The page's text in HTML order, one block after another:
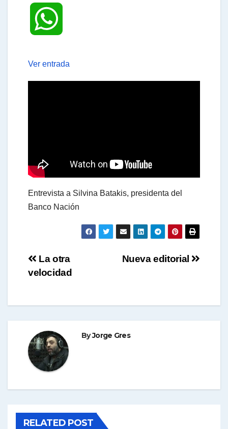
a
Ver entrada
Entrevista a Silvina Batakis, presidenta del
Banco Nación
Navegación
entradas
Nueva editorial
La otra
velocidad
ByJorge Gres
RELATED POST